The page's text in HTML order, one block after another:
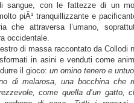
sangue, con le fattezze di un
piÃ¹ tranquillizzante e
che attraversa l’umano,
occidentale.
di massa raccontato da Collodi
in asini e venduti come
il gioco: un omino tenero e
di melarosa, una bocchina che
come quella d’un gatto,